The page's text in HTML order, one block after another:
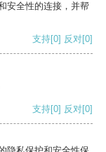
安全性的连接，并帮
支持[0] 反对[0]
支持[0] 反对[0]